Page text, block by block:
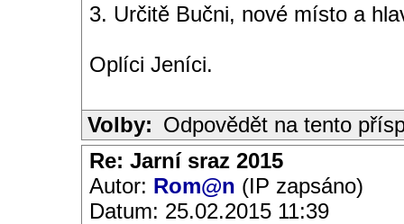
3. Určitě Bučni, nové místo a
Oplíci Jeníci.
Volby: Odpovědět na tento
Re: Jarní sraz 2015
Autor: Rom@n (IP zapsáno)
Datum: 25.02.2015 11:39